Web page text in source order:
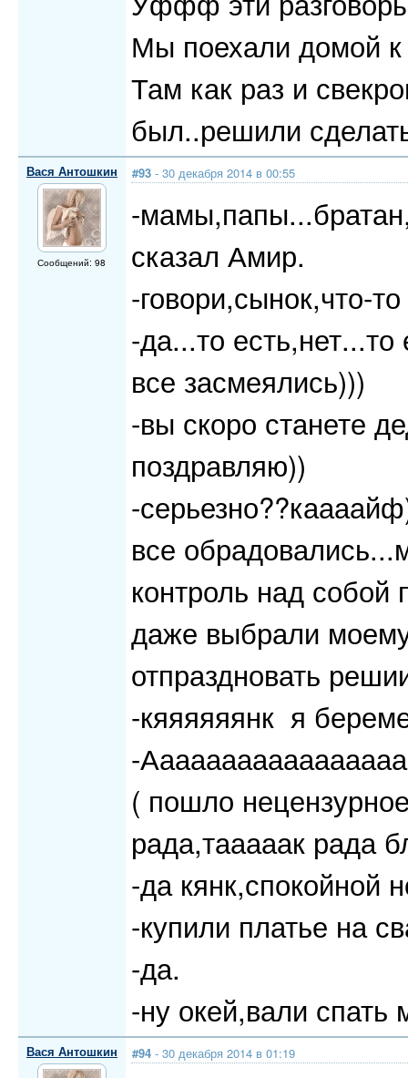
Мы поехали домой
Там как раз и
был..решили
Вася Антошкин
Сообщений: 98
#93 - 30 декабря 2014 в 00:55
-
сказал Амир.
-говори,сынок,что-
-да...то
все засмеялись)))
-вы скоро станете
поздравляю))
-
все
контроль над
даже выбрали
отпраздновать
-кяяяяяянк я
-
( пошло
рада,тааааак рада
-да кянк,спокойной
-купили платье на
-да.
-ну окей,вали спать
Вася Антошкин #94 - 30 декабря 2014 в 01:19